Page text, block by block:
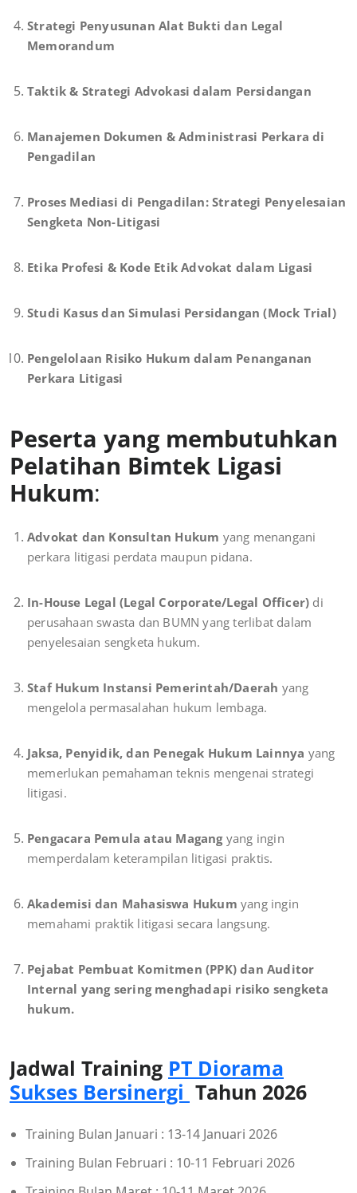
Strategi Penyusunan Alat Bukti dan Legal
Memorandum
Taktik & Strategi Advokasi dalam Persidangan
Manajemen Dokumen & Administrasi Perkara di
Pengadilan
Proses Mediasi di Pengadilan: Strategi Penyelesaian
Sengketa Non-Litigasi
Etika Profesi & Kode Etik Advokat dalam Ligasi
Studi Kasus dan Simulasi Persidangan (Mock Trial)
Pengelolaan Risiko Hukum dalam Penanganan
Perkara Litigasi
Peserta yang membutuhkan
Pelatihan Bimtek Ligasi
Hukum:
Advokat dan Konsultan Hukum yang menangani
perkara litigasi perdata maupun pidana.
In-House Legal (Legal Corporate/Legal Officer) di
perusahaan swasta dan BUMN yang terlibat dalam
penyelesaian sengketa hukum.
Staf Hukum Instansi Pemerintah/Daerah yang
mengelola permasalahan hukum lembaga.
Jaksa, Penyidik, dan Penegak Hukum Lainnya yang
memerlukan pemahaman teknis mengenai strategi
litigasi.
Pengacara Pemula atau Magangyang ingin
memperdalam keterampilan litigasi praktis.
Akademisi dan Mahasiswa Hukum yang ingin
memahami praktik litigasi secara langsung.
Pejabat Pembuat Komitmen (PPK) dan Auditor
Internal yang sering menghadapi risiko sengketa
hukum.
Jadwal Training PT Diorama
Sukses Bersinergi Tahun 2026
Training Bulan Januari : 13-14 Januari 2026
Training Bulan Februari : 10-11 Februari 2026